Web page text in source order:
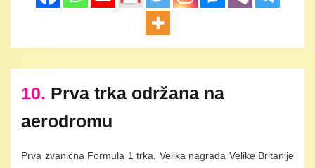
10. Prva trka održana na
aerodromu
Prva zvanična Formula 1 trka, Velika nagrada Velike Britanije